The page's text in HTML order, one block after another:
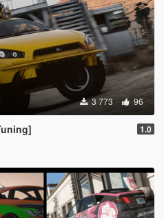
3 773 96
1.0